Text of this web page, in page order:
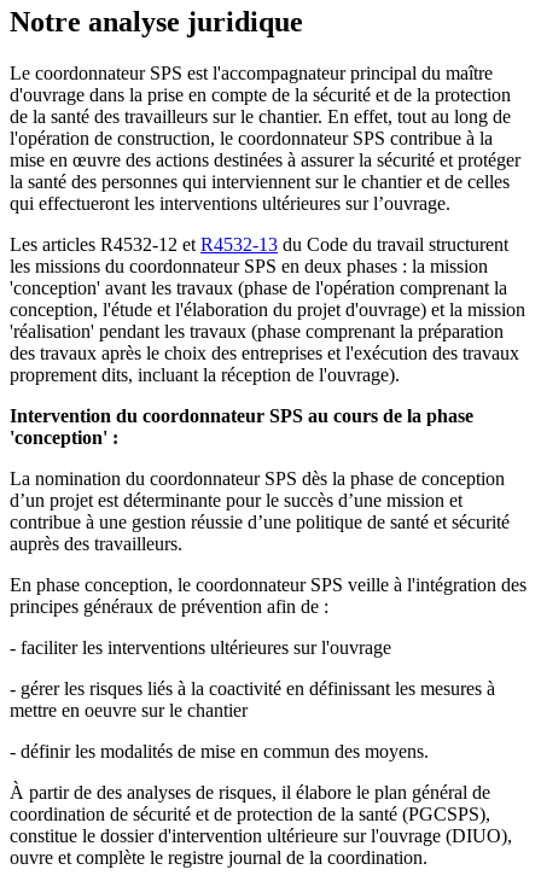
Notre analyse juridique
Le coordonnateur SPS est l'accompagnateur principal du maître
d'ouvrage dans la prise en compte de la sécurité et de la protection
de la santé des travailleurs sur le chantier. En effet, tout au long de
l'opération de construction, le coordonnateur SPS contribue à la
mise en œuvre des actions destinées à assurer la sécurité et protéger
la santé des personnes qui interviennent sur le chantier et de celles
qui effectueront les interventions ultérieures sur l’ouvrage.
Les articles R4532-12 et R4532-13 du Code du travail structurent
les missions du coordonnateur SPS en deux phases : la mission
'conception' avant les travaux (phase de l'opération comprenant la
conception, l'étude et l'élaboration du projet d'ouvrage) et la mission
'réalisation' pendant les travaux (phase comprenant la préparation
des travaux après le choix des entreprises et l'exécution des travaux
proprement dits, incluant la réception de l'ouvrage).
Intervention du coordonnateur SPS au cours de la phase
'conception' :
La nomination du coordonnateur SPS dès la phase de conception
d’un projet est déterminante pour le succès d’une mission et
contribue à une gestion réussie d’une politique de santé et sécurité
auprès des travailleurs.
En phase conception, le coordonnateur SPS veille à l'intégration des
principes généraux de prévention afin de :
- faciliter les interventions ultérieures sur l'ouvrage
- gérer les risques liés à la coactivité en définissant les mesures à
mettre en oeuvre sur le chantier
- définir les modalités de mise en commun des moyens.
À partir de des analyses de risques, il élabore le plan général de
coordination de sécurité et de protection de la santé (PGCSPS),
constitue le dossier d'intervention ultérieure sur l'ouvrage (DIUO),
ouvre et complète le registre journal de la coordination.